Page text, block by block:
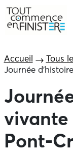
Accueil
Tous
Journée
vivante
Pont-